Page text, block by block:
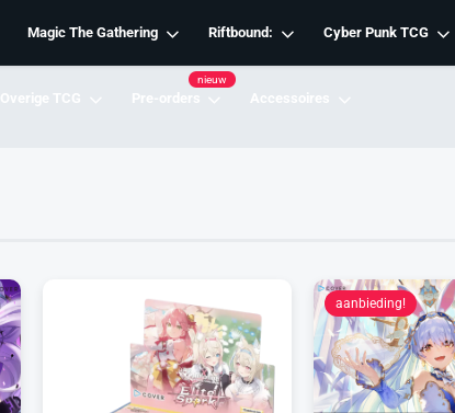
Magic The Gathering Riftbound: Cyber Punk TCG
Overige TCG Pre-orders
nieuw
Accessoires
aanbieding!